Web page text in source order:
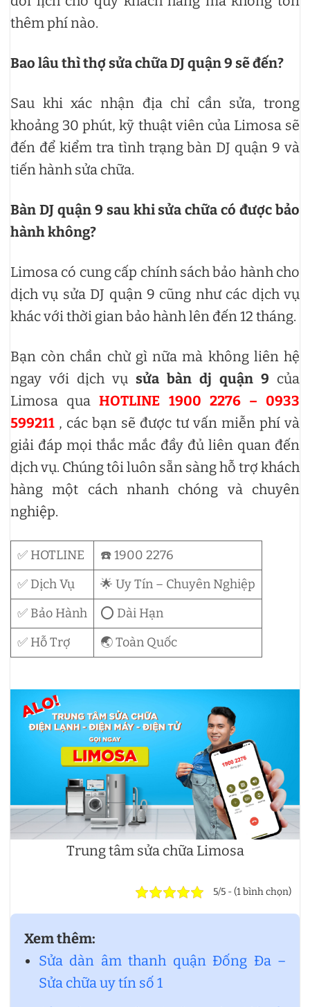
thêm phí nào.
Bao lâu thì thợ sửa chữa DJ quận 9 sẽ đến?
Sau khi xác nhận địa chỉ cần sửa, trong
khoảng 30 phút, kỹ thuật viên của Limosa sẽ
đến để kiểm tra tình trạng bàn DJ quận 9 và
tiến hành sửa chữa.
Bàn DJ quận 9 sau khi sửa chữa có được bảo
hành không?
Limosa có cung cấp chính sách bảo hành cho
dịch vụ sửa DJ quận 9 cũng như các dịch vụ
khác với thời gian bảo hành lên đến 12 tháng.
Bạn còn chần chừ gì nữa mà không liên hệ
ngay với dịch vụ sửa bàn dj quận 9 của
Limosa quaHOTLINE 1900 2276 – 0933
599211 , các bạn sẽ được tư vấn miễn phí và
giải đáp mọi thắc mắc đầy đủ liên quan đến
dịch vụ. Chúng tôi luôn sẵn sàng hỗ trợ khách
hàng một cách nhanh chóng và chuyên
nghiệp.
✅ HOTLINE
☎️ 1900 2276
✅ Dịch Vụ
🌟 Uy Tín – Chuyên Nghiệp
✅ Bảo Hành
⭕ Dài Hạn
✅ Hỗ Trợ
🌏 Toàn Quốc
Trung tâm sửa chữa Limosa
5/5 - (1 bình chọn)
Xem thêm:
Sửa dàn âm thanh quận Đống Đa –
Sửa chữa uy tín số 1